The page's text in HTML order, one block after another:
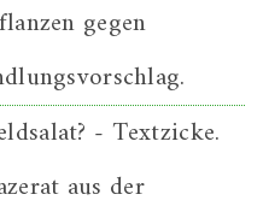
gegen
- Textzicke.
aus der